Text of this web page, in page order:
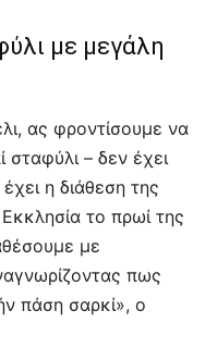
με μεγάλη
ας φροντίσουμε να
– δεν έχει
η διάθεση της
το πρωί της
με
πως
πάση σαρκί», ο